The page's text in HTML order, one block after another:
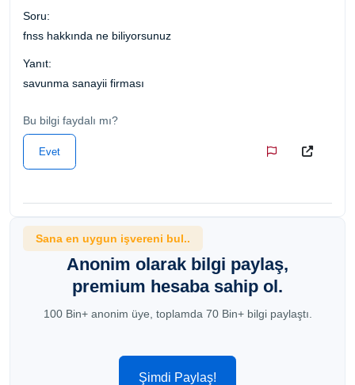
Soru:
fnss hakkında ne biliyorsunuz
Yanıt:
savunma sanayii firması
Bu bilgi faydalı mı?
Evet
Sana en uygun işvereni bul..
Anonim olarak bilgi paylaş,
premium hesaba sahip ol.
100 Bin+ anonim üye, toplamda 70 Bin+ bilgi paylaştı.
Şimdi Paylaş!